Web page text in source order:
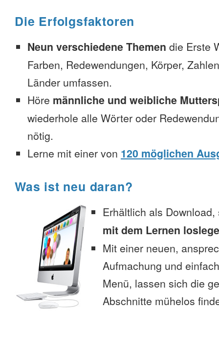
Die Erfolgsfaktoren
Neun verschiedene Themen die Erste
Farben, Redewendungen, Körper,
Länder umfassen.
Höre männliche und weibliche
wiederhole alle Wörter oder
nötig.
Lerne mit einer von 120 möglichen
Was ist neu daran?
Erhältlich als
mit dem Lernen
Mit einer neuen,
Aufmachung und
Menü, lassen sich die
Abschnitte mühelos